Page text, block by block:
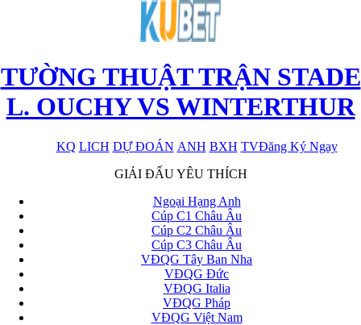
TƯỜNG THUẬT TRẬN STADE
L. OUCHY VS WINTERTHUR
KQ LICH DỰ ĐOÁN ANH BXH TVĐăng Ký Ngay
x
GIẢI ĐẤU YÊU THÍCH
Ngoại Hạng Anh
Cúp C1 Châu Âu
Cúp C2 Châu Âu
Cúp C3 Châu Âu
VĐQG Tây Ban Nha
VĐQG Đức
VĐQG Italia
VĐQG Pháp
VĐQG Việt Nam